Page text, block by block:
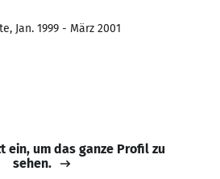
Jan. 1999 - März 2001
ein, um das ganze Profil zu
sehen.